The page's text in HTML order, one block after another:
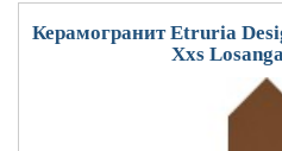
Керамогранит Etruria
Xxs